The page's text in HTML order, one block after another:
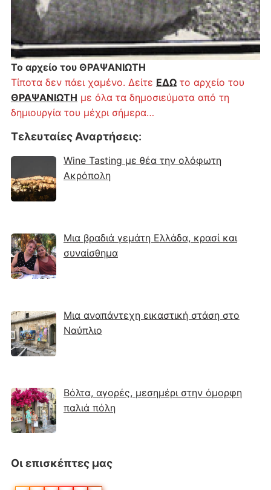
Το αρχείο του ΘΡΑΨΑΝΙΩΤΗ
Τίποτα δεν πάει χαμένο. Δείτε ΕΔΩτο αρχείο του
ΘΡΑΨΑΝΙΩΤΗ με όλα τα δημοσιεύματα από τη
δημιουργία του μέχρι σήμερα…
Τελευταίες Αναρτήσεις:
Wine Tasting με θέα την ολόφωτη
Ακρόπολη
Μια βραδιά γεμάτη Ελλάδα, κρασί και
συναίσθημα
Μια αναπάντεχη εικαστική στάση στο
Ναύπλιο
Βόλτα, αγορές, μεσημέρι στην όμορφη
παλιά πόλη
Οι επισκέπτες μας